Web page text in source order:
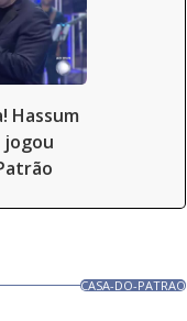
Hassum
jogou
CASA-DO-PATRAO